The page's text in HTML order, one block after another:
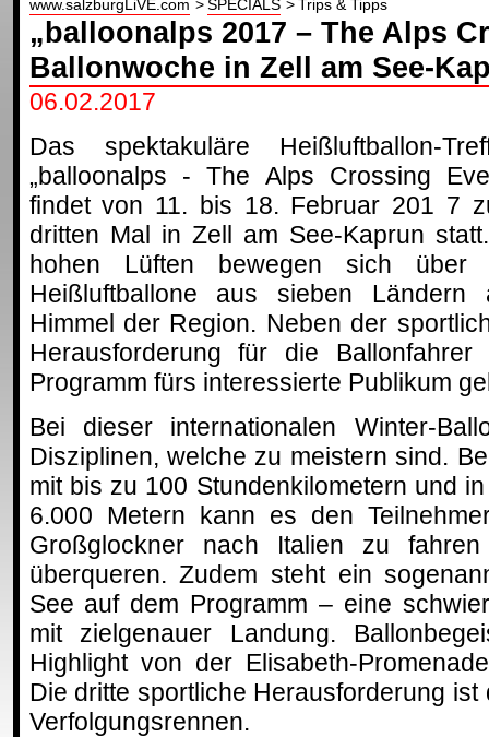
www.salzburgLiVE.com SPECIALS Trips & Tipps
„balloonalps 2017 – The Alps
Ballonwoche in Zell am See-
06.02.2017
Das spektakuläre Heißluftballon-
„balloonalps - The Alps Crossing
findet von 11. bis 18. Februar 201 7
dritten Mal in Zell am See-Kaprun
hohen Lüften bewegen sich über
Heißluftballone aus sieben Ländern
Himmel der Region. Neben der
Herausforderung für die
Programm fürs interessierte Publikum
Bei dieser internationalen Winter-
Disziplinen, welche zu meistern sind.
mit bis zu 100 Stundenkilometern und
6.000 Metern kann es den
Großglockner nach Italien zu
überqueren. Zudem steht ein
See auf dem Programm – eine
mit zielgenauer Landung.
Highlight von der Elisabeth-
Die dritte sportliche Herausforderung ist
Verfolgungsrennen.